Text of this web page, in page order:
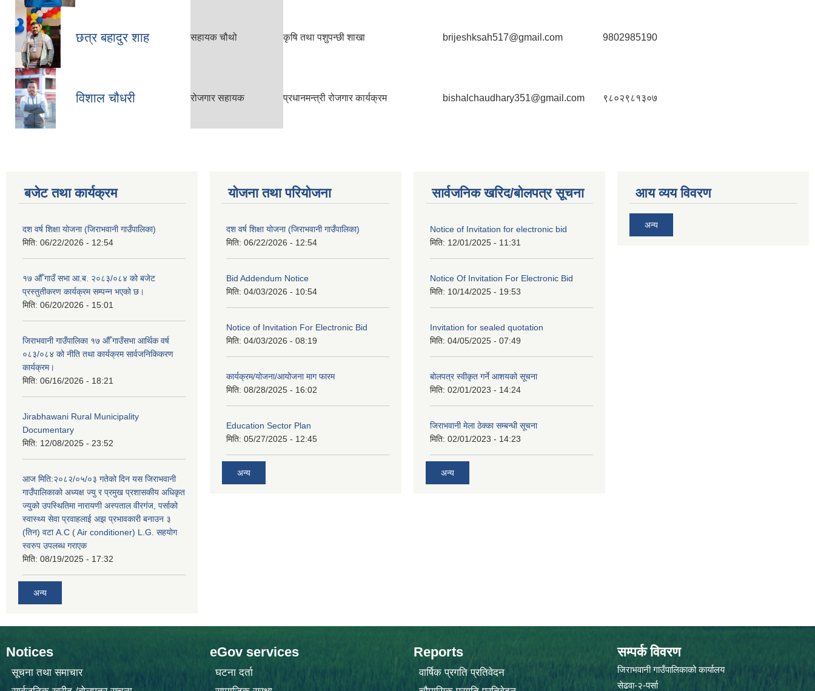
छत्र बहादुर शाह सहायक चौथो कृषि तथा पशुपन्छी शाखा brijeshksah517@gmail.com 9802985190
विशाल चौधरी रोजगार सहायक प्रधानमन्त्री रोजगार कार्यक्रम bishalchaudhary351@gmail.com ९८०२९८१३०७
बजेट तथा कार्यक्रम
दश वर्ष शिक्षा योजना (जिराभवानी गाउँपालिका)
मिति: 06/22/2026 - 12:54
१७ औँ गाउँ सभा आ.ब. २०८३/०८४ को बजेट
प्रस्तुतीकरण कार्यक्रम सम्पन्न भएको छ।
मिति: 06/20/2026 - 15:01
जिराभवानी गाउँपालिका १७ औँ गाउँसभा आर्थिक वर्ष
०८३/०८४ को नीति तथा कार्यक्रम सार्वजनिकिकरण
कार्यक्रम।
मिति: 06/16/2026 - 18:21
Jirabhawani Rural Municipality
Documentary
मिति: 12/08/2025 - 23:52
आज मिति:२०८२/०५/०३ गतेको दिन यस जिराभवानी
गाउँपालिकाको अध्यक्ष ज्यु र प्रमुख प्रशासकीय अधिकृत
ज्युको उपस्थितिमा नारायणी अस्पताल वीरगंज, पर्साको
स्वास्थ्य सेवा प्रवाहलाई अझ प्रभावकारी बनाउन ३
(तिन) वटा A.C ( Air conditioner) L.G. सहयाेग
स्वरुप उपलब्ध गराएक
मिति: 08/19/2025 - 17:32
अन्य
योजना तथा परियोजना
दश वर्ष शिक्षा योजना (जिराभवानी गाउँपालिका)
मिति: 06/22/2026 - 12:54
Bid Addendum Notice
मिति: 04/03/2026 - 10:54
Notice of Invitation For Electronic Bid
मिति: 04/03/2026 - 08:19
कार्यक्रम/योजना/आयोजना माग फारम
मिति: 08/28/2025 - 16:02
Education Sector Plan
मिति: 05/27/2025 - 12:45
अन्य
सार्वजनिक खरिद/बोलपत्र सूचना
Notice of Invitation for electronic bid
मिति: 12/01/2025 - 11:31
Notice Of Invitation For Electronic Bid
मिति: 10/14/2025 - 19:53
Invitation for sealed quotation
मिति: 04/05/2025 - 07:49
बोलपत्र स्वीकृत गर्ने आशयको सूचना
मिति: 02/01/2023 - 14:24
जिराभवानी मेला ठेक्का सम्बन्धी सूचना
मिति: 02/01/2023 - 14:23
अन्य
आय व्यय विवरण
अन्य
Notices
सूचना तथा समाचार
eGov services
घटना दर्ता
Reports
वार्षिक प्रगति प्रतिवेदन
सम्पर्क विवरण
जिराभवानी गाउँपालिकाको कार्यालय
सेढवा-२-पर्सा